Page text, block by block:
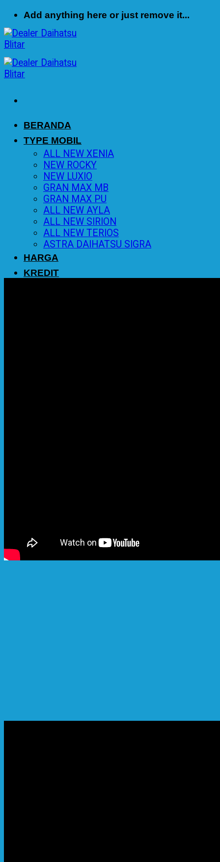
Skip
to
content
Add anything here or just remove it...
BERANDA
TYPE MOBIL
ALL NEW XENIA
NEW ROCKY
NEW LUXIO
GRAN MAX MB
GRAN MAX PU
ALL NEW AYLA
ALL NEW SIRION
ALL NEW TERIOS
ASTRA DAIHATSU SIGRA
HARGA
KREDIT